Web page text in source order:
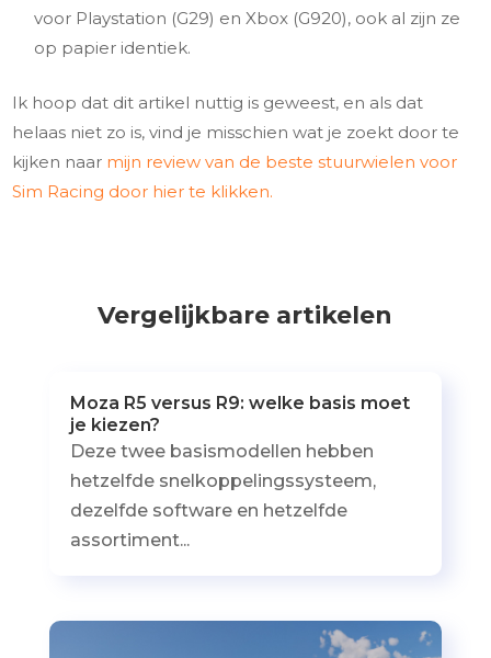
voor Playstation (G29) en Xbox (G920), ook al zijn ze
op papier identiek.
Ik hoop dat dit artikel nuttig is geweest, en als dat
helaas niet zo is, vind je misschien wat je zoekt door te
kijken naar mijn review van de beste stuurwielen voor
Sim Racing door hier te klikken.
Vergelijkbare artikelen
Moza R5 versus R9: welke basis moet
je kiezen?
Deze twee basismodellen hebben
hetzelfde snelkoppelingssysteem,
dezelfde software en hetzelfde
assortiment...